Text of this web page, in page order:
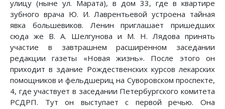
улицу (ныне ул. Марата), в дом 33, где в квартире
зубного врача Ю. И. Лаврентьевой устроена тайная
явка большевиков. Ленин приглашает пришедших
сюда же В. А. Шелгунова и М. Н. Лядова принять
участие в завтрашнем расширенном заседании
редакции газеты «Новая жизнь». После этого он
приходит в здание Рождественских курсов лекарских
помощников и фельдшериц на Суворовском проспекте,
4, где участвует в заседании Петербургского комитета
РСДРП. Тут он выступает с первой речью. Она